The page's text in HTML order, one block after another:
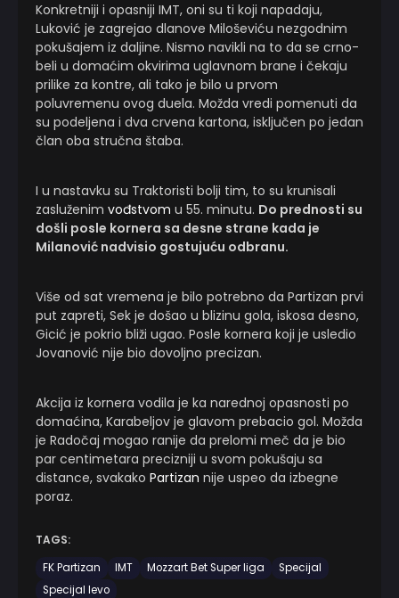
Konkretniji i opasniji IMT, oni su ti koji napadaju,
Luković je zagrejao dlanove Miloševiću nezgodnim
pokušajem iz daljine. Nismo navikli na to da se crno-
beli u domaćim okvirima uglavnom brane i čekaju
prilike za kontre, ali tako je bilo u prvom
poluvremenu ovog duela. Možda vredi pomenuti da
su podeljena i dva crvena kartona, isključen po jedan
član oba stručna štaba.
I u nastavku su Traktoristi bolji tim, to su krunisali
zasluženim vođstvom u 55. minutu. Do prednosti su
došli posle kornera sa desne strane kada je
Milanović nadvisio gostujuću odbranu.
Više od sat vremena je bilo potrebno da Partizan prvi
put zapreti, Sek je došao u blizinu gola, iskosa desno,
Gicić je pokrio bliži ugao. Posle kornera koji je usledio
Jovanović nije bio dovoljno precizan.
Akcija iz kornera vodila je ka narednoj opasnosti po
domaćina, Karabeljov je glavom prebacio gol. Možda
je Radočaj mogao ranije da prelomi meč da je bio
par centimetara precizniji u svom pokušaju sa
distance, svakako Partizan nije uspeo da izbegne
poraz.
TAGS:
FK Partizan
IMT Mozzart Bet Super liga
Specijal
Specijal levo